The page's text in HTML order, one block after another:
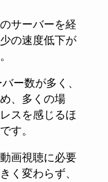
サーバーを経
の速度低下が
ー数が多く、
、多くの場
スを感じるほ
す。
画視聴に必要
く変わらず、